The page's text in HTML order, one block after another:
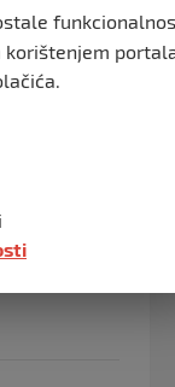
za
određen
pozlilo
korištenjem